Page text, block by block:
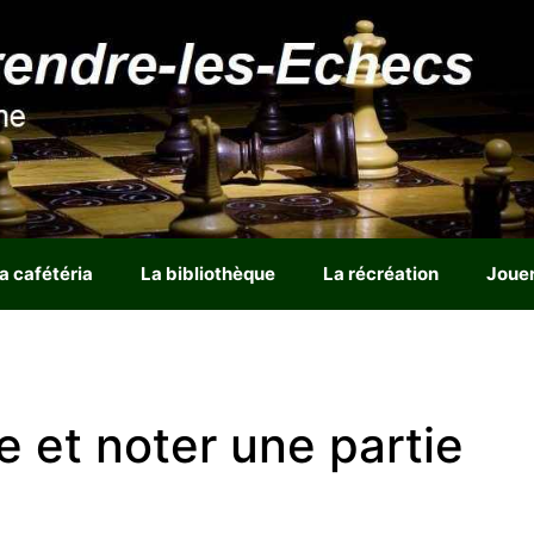
cafétéria La bibliothèque La récréation
et noter une partie